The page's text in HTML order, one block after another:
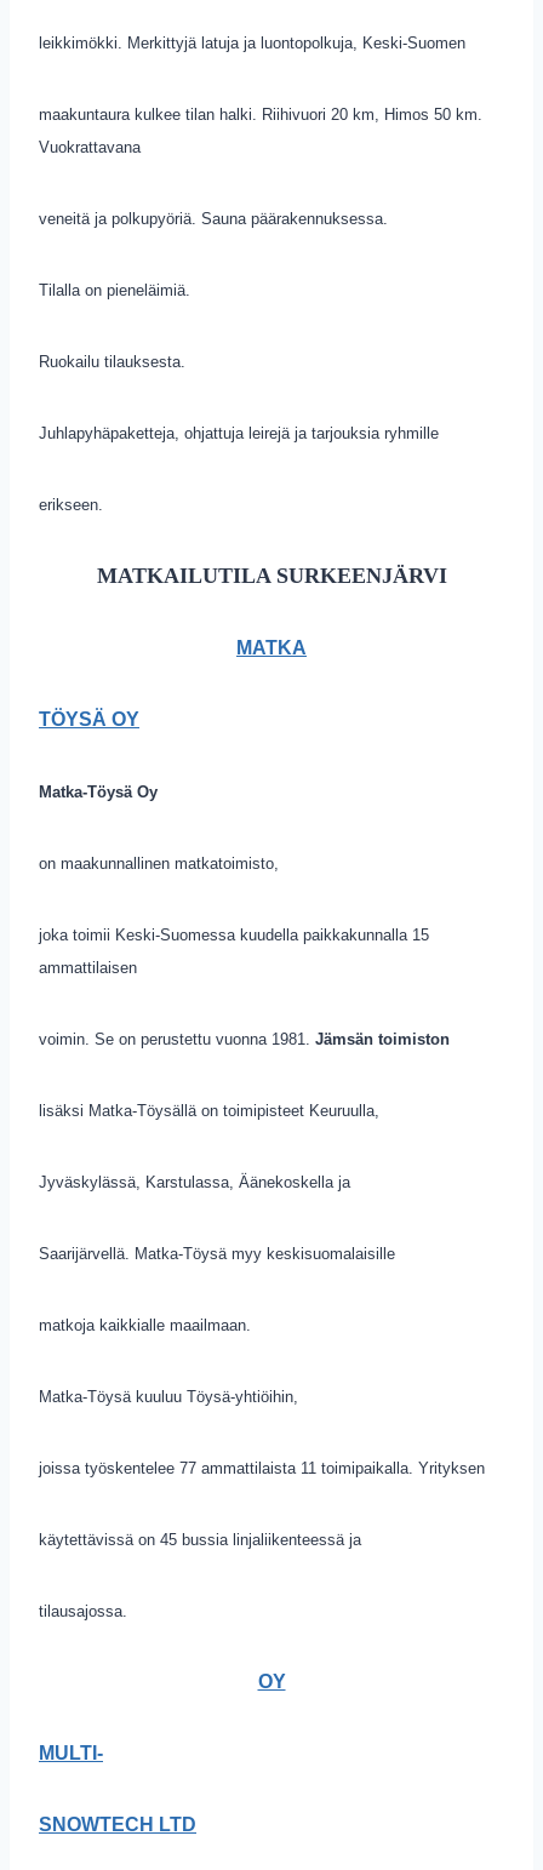
leikkimökki. Merkittyjä latuja ja luontopolkuja, Keski-Suomen
maakuntaura kulkee tilan halki. Riihivuori 20 km, Himos 50 km.
Vuokrattavana
veneitä ja polkupyöriä. Sauna päärakennuksessa.
Tilalla on pieneläimiä.
Ruokailu tilauksesta.
Juhlapyhäpaketteja, ohjattuja leirejä ja tarjouksia ryhmille
erikseen.
MATKAILUTILA SURKEENJÄRVI
MATKA
TÖYSÄ OY
Matka-Töysä Oy
on maakunnallinen matkatoimisto,
joka toimii Keski-Suomessa kuudella paikkakunnalla 15
ammattilaisen
voimin. Se on perustettu vuonna 1981. Jämsän toimiston
lisäksi Matka-Töysällä on toimipisteet Keuruulla,
Jyväskylässä, Karstulassa, Äänekoskella ja
Saarijärvellä. Matka-Töysä myy keskisuomalaisille
matkoja kaikkialle maailmaan.
Matka-Töysä kuuluu Töysä-yhtiöihin,
joissa työskentelee 77 ammattilaista 11 toimipaikalla. Yrityksen
käytettävissä on 45 bussia linjaliikenteessä ja
tilausajossa.
OY
MULTI-
SNOWTECH LTD